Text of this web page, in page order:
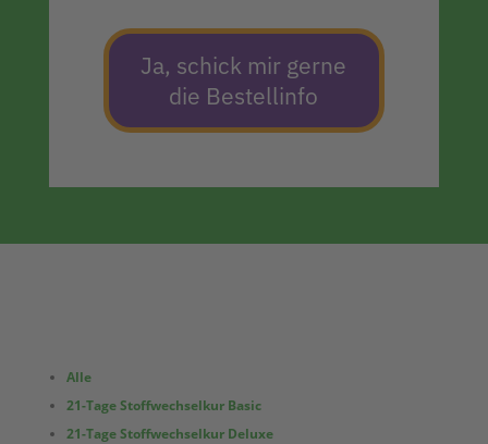
Ja, schick mir gerne
die Bestellinfo
Alle
21-Tage Stoffwechselkur Basic
21-Tage Stoffwechselkur Deluxe